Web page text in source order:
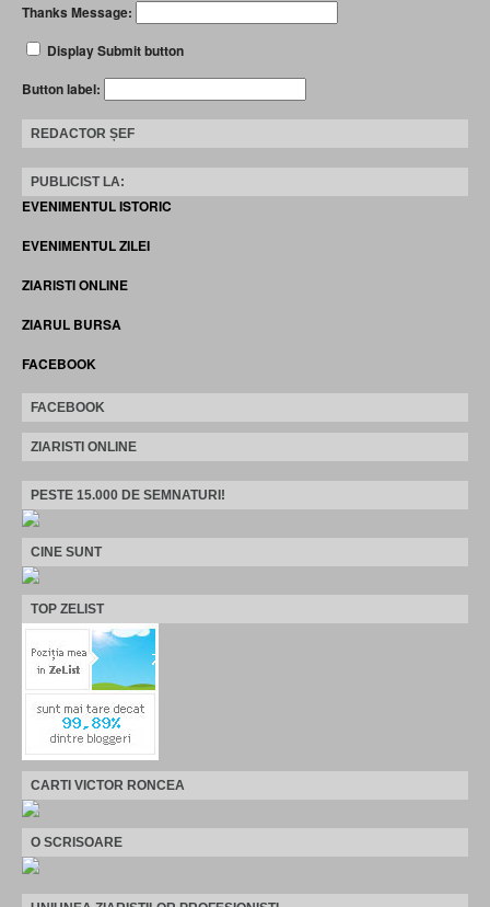
Thanks Message:
Display Submit button
Button label:
REDACTOR ȘEF
PUBLICIST LA:
EVENIMENTUL ISTORIC
EVENIMENTUL ZILEI
ZIARISTI ONLINE
ZIARUL BURSA
FACEBOOK
FACEBOOK
ZIARISTI ONLINE
PESTE 15.000 DE SEMNATURI!
CINE SUNT
TOP ZELIST
CARTI VICTOR RONCEA
O SCRISOARE